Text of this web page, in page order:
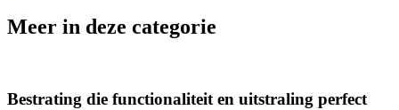
Meer in deze categorie
Bestrating die functionaliteit en uitstraling perfect